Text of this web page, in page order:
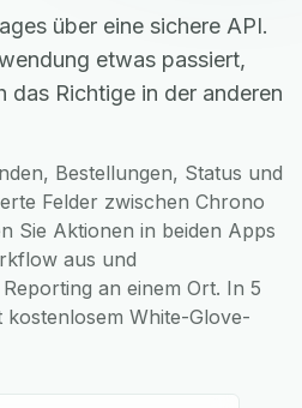
über eine sichere API.
etwas passiert,
das Richtige in der anderen
Bestellungen, Status und
Felder zwischen Chrono
Sie Aktionen in beiden Apps
aus und
an einem Ort. In 5
White-Glove-